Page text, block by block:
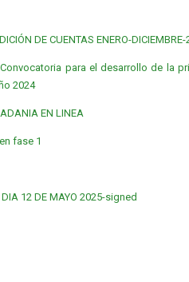
DE CUENTAS ENERO-
Convocatoria para el desarrollo de la
2024
EN LINEA
fase 1
12 DE MAYO 2025-signed